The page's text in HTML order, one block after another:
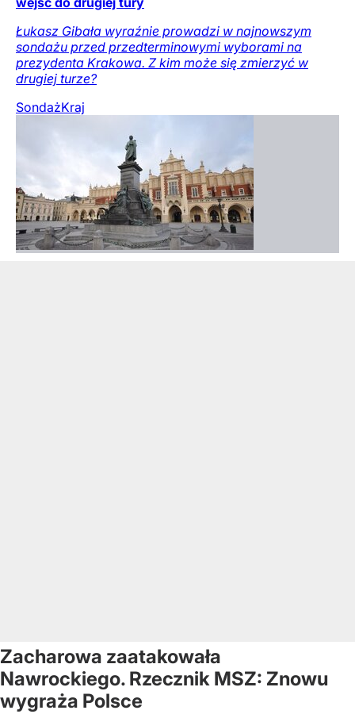
Łukasz Gibała wyraźnie prowadzi w najnowszym
sondażu przed przedterminowymi wyborami na
prezydenta Krakowa. Z kim może się zmierzyć w
drugiej turze?
SondażKraj
Zacharowa zaatakowała
Nawrockiego. Rzecznik MSZ: Znowu
wygraża Polsce